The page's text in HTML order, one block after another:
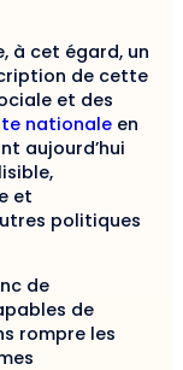
à cet égard, un
de cette
et des
nationale en
aujourd’hui
et
politiques
de
de
rompre les